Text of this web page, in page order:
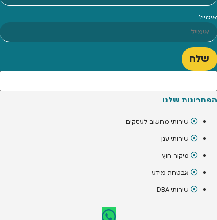
אימייל
שלח
הפתרונות שלנו
שירותי מחשוב לעסקים
שירותי ענן
מיקור חוץ
אבטחת מידע
שירותי DBA